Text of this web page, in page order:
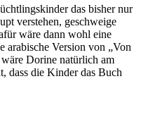
das bisher nur
verstehen, geschweige
wäre dann wohl eine
arabische Version von „Von
Dorine natürlich am
dass die Kinder das Buch